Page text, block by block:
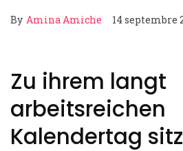
By Amina Amiche 14 septembre
Zu ihrem langt
arbeitsreichen
Kalendertag